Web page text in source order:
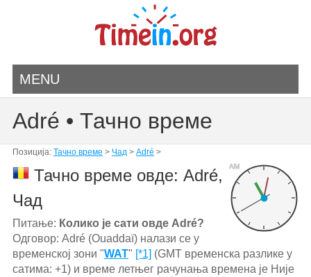
MENU
Adré • Тачно време
Позиција: Тачно време > Чад> Adré >
AM
Тачно време овде: Adré,
Чад
Питање: Колико је сати овде Adré?
Одговор: Adré (Ouaddaï) налази се у
временској зони "WAT" [*1] (GMT временска разлике у
сатима: +1) и време летњег рачунања времена је Није